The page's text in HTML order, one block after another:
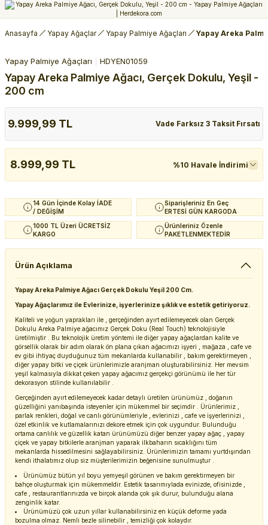
Anasayfa Yapay Ağaçlar Yapay Palmiye Ağaçları Yapay Areka
Yapay Palmiye Ağaçları HDYEN01059
Yapay Areka Palmiye Ağacı, Gerçek Dokulu, Yeşil -
200 cm
9.999,99 TL Vade Farksız 3 Taksit Fırsatı
8.999,99 TL %10 Havale İndirimi
14 Gün İçinde Kolay İADE
/ DEĞİŞİM
Siparişleriniz En Geç
ERTESİ GÜN KARGODA
1000 TL Üzeri ÜCRETSİZ
KARGO
Ürünleriniz Özenle
PAKETLENMEKTEDİR
Ürün Açıklama
Yapay Areka Palmiye Ağacı Gerçek Dokulu Yeşil 200 Cm.
Yapay Ağaçlarımız ile Evlerinize, işyerlerinize şıklık ve estetik getiriyoruz.
Kaliteli ve yoğun yaprakları ile , gerçeğinden ayırt edilemeyecek olan Gerçek
Dokulu Areka Palmiye ağacımız Gerçek Doku (Real Touch) teknolojisiyle
üretilmiştir . Bu teknolojik üretim yöntemi ile diğer yapay ağaçlardan kalite ve
görsellik olarak bir adım olarak ön plana çıkan ağacımızı işyeri , mağaza , cafe ve
ev gibi ihtiyaç duyduğunuz tüm mekanlarda kullanabilir , bakım gerektirmeyen ,
diğer yapay bitki ve çiçek ürünlerimizle aranjman oluşturabilirsiniz. Her mevsim
yeşil kalmasıyla dikkat çeken yapay ağacımız gerçekçi görünümü ile her tür
dekorasyon stilinde kullanılabilir .
Gerçeğinden ayırt edilemeyecek kadar detaylı üretilen ürünümüz , doğanın
güzelliğini yanıbaşında isteyenler için mükemmel bir seçimdir . Ürünlerimiz ,
parlak renkleri, doğal ve canlı görünümleriyle , evlerinizi , cafe ve işyerlerinizi ,
özel etkinlik ve kutlamalarınızı dekore etmek için çok uygundur. Bulunduğu
ortama canlılık ve güzellik katan ürünümüzü diğer benzer yapay ağaç , yapay
çiçek ve yapay bitkilerle aranjman yaparak ilkbaharın sıcaklığını tüm
mekanlarda hissedilmesini sağlayabilirsiniz. Ürünlerimizin tamamı yurtdışından
kendi ithalatımız olup siz müşterilerimizin beğenisine sunulmuştur .
Ürünümüz bütün yıl boyu yemyeşil görünen ve bakım gerektirmeyen bir
bahçe oluşturmak için mükemmeldir. Estetik tasarımıylada evinizde, ofisinizde ,
cafe , restaurantlarınızda ve birçok alanda çok şık durur, bulunduğu alana
zenginlik katar.
Ürünümüzü çok uzun yıllar kullanabilirsiniz en küçük deforme yada
bozulma olmaz. Nemli bezle silinebilir , temizliği çok kolaydır.